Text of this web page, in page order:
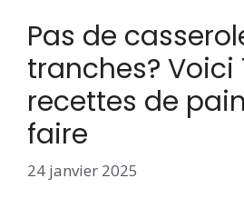
Pas de
tranches? Voici
recettes de
faire
24 janvier 2025